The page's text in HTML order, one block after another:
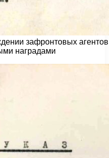
зафронтовых
наградами